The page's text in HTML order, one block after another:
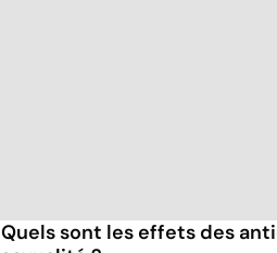
Quels sont les effets des